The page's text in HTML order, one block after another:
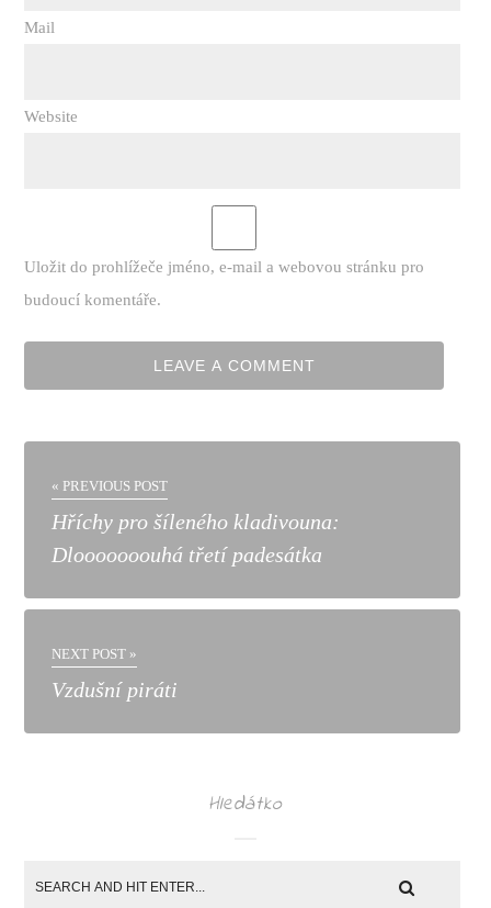
Mail
Website
Uložit do prohlížeče jméno, e-mail a webovou stránku pro
budoucí komentáře.
« PREVIOUS POST
Hříchy pro šíleného kladivouna:
Dlooooooouhá třetí padesátka
NEXT POST »
Vzdušní piráti
Hledátko